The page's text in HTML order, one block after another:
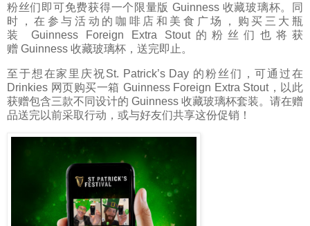
粉丝们即可免费获得一个限量版 Guinness 收藏玻璃杯。同
时，在参与活动的咖啡店和美食广场，购买三大瓶
装
Guinness
Foreign Extra Stout的粉丝们也将获
赠 Guinness 收藏玻璃杯，送完即止。
至于想在家里庆祝St. Patrick’s Day 的粉丝们，可通过在
Drinkies 网页购买一箱 Guinness Foreign Extra Stout，以此
获赠包含三款不同设计的 Guinness 收藏玻璃杯套装。请在赠
品送完以前采取行动，或与好友们共享这份促销！